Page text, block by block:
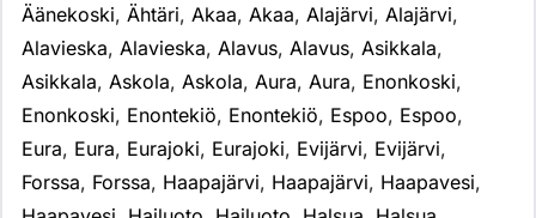
Äänekoski, Ähtäri, Akaa, Akaa, Alajärvi, Alajärvi,
Alavieska, Alavieska, Alavus, Alavus, Asikkala,
Asikkala, Askola, Askola, Aura, Aura, Enonkoski,
Enonkoski, Enontekiö, Enontekiö, Espoo, Espoo,
Eura, Eura, Eurajoki, Eurajoki, Evijärvi, Evijärvi,
Forssa, Forssa, Haapajärvi, Haapajärvi, Haapavesi,